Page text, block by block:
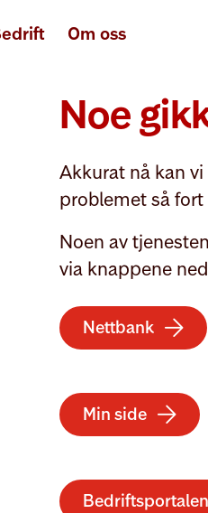
Om oss
Noe
Akkurat nå kan
problemet så fort
Noen av
via knappene
Nettbank arrow-right
Min side arrow-right
Bedriftsportalen